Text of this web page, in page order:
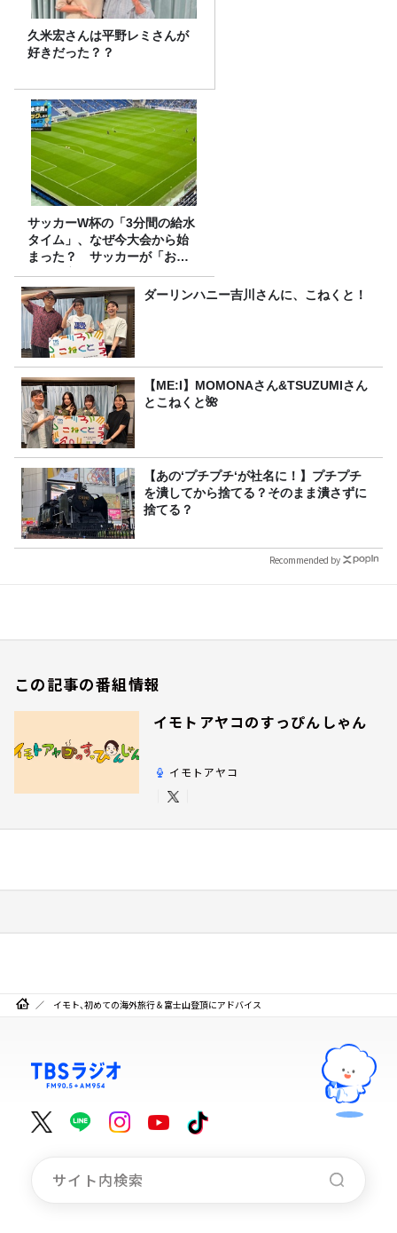
久米宏さんは平野レミさんが
好きだった？？
サッカーW杯の「3分間の給水
タイム」、なぜ今大会から始
まった？ サッカーが「お
金」に変わる仕組み
ダーリンハニー吉川さんに、こねくと！
【ME:I】MOMONAさん&TSUZUMIさん
とこねくと🌺
【あの‘プチプチ‘が社名に！】プチプチ
を潰してから捨てる？そのまま潰さずに
捨てる？
Recommended by
この記事の番組情報
イモトアヤコのすっぴんしゃん
イモトアヤコ
イモト、初めての海外旅行＆富士山登頂にアドバイス